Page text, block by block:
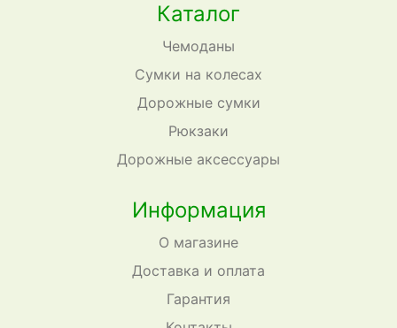
Каталог
Чемоданы
Сумки на колесах
Дорожные сумки
Рюкзаки
Дорожные аксессуары
Информация
О магазине
Доставка и оплата
Гарантия